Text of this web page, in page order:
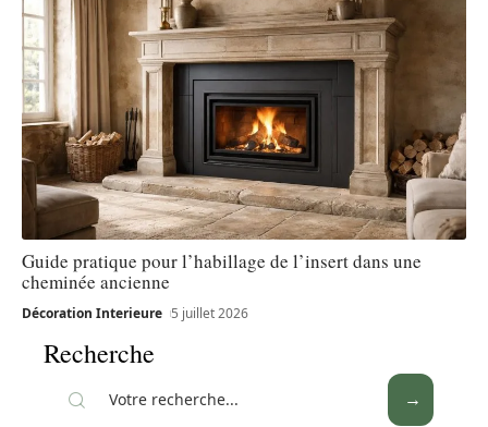
Guide pratique pour l’habillage de l’insert dans une
cheminée ancienne
Décoration Interieure 5 juillet 2026
Recherche